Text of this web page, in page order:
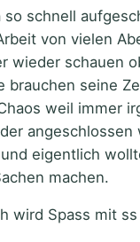
so schnell
von vielen
wieder schauen
brauchen seine
weil immer
angeschlossen
eigentlich
machen.
wird Spass mit